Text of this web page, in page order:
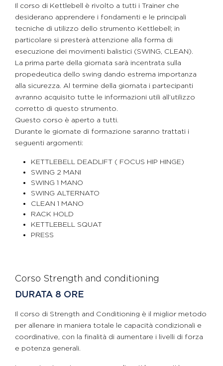
Il corso di Kettlebell è rivolto a tutti i Trainer che
desiderano apprendere i fondamenti e le principali
tecniche di utilizzo dello strumento Kettlebell; in
particolare si presterà attenzione alla forma di
esecuzione dei movimenti balistici (SWING, CLEAN).
La prima parte della giornata sarà incentrata sulla
propedeutica dello swing dando estrema importanza
alla sicurezza. Al termine della giornata i partecipanti
avranno acquisito tutte le informazioni utili all’utilizzo
corretto di questo strumento.
Questo corso è aperto a tutti.
Durante le giornate di formazione saranno trattati i
seguenti argomenti:
KETTLEBELL DEADLIFT ( FOCUS HIP HINGE)
SWING 2 MANI
SWING 1 MANO
SWING ALTERNATO
CLEAN 1 MANO
RACK HOLD
KETTLEBELL SQUAT
PRESS
Corso Strength and conditioning
DURATA 8 ORE
Il corso di Strength and Conditioning è il miglior metodo
per allenare in maniera totale le capacità condizionali e
coordinative, con la finalità di aumentare i livelli di forza
e potenza generali.